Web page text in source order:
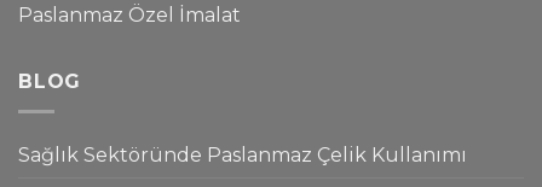
Paslanmaz Özel İmalat
BLOG
Sağlık Sektöründe Paslanmaz Çelik Kullanımı